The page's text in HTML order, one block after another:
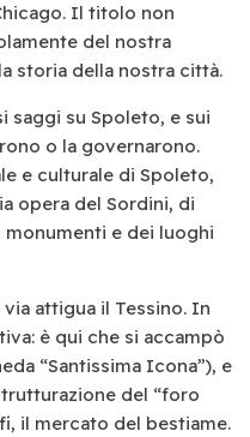
Il titolo non
del nostra
storia della nostra città.
saggi su Spoleto, e sui
o la governarono.
e culturale di Spoleto,
opera del Sordini, di
e dei luoghi
attigua il Tessino. In
è qui che si accampò
“Santissima Icona”), e
del “foro
il mercato del bestiame.